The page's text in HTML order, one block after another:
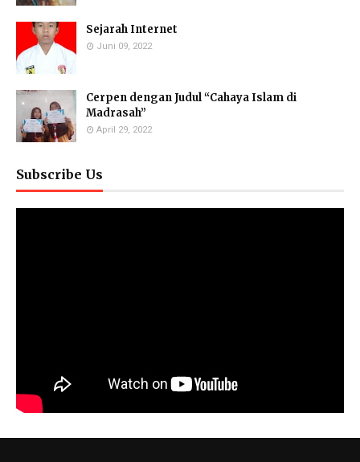
Sejarah Internet
Juni 09, 2022
Cerpen dengan Judul “Cahaya Islam di
Madrasah”
April 29, 2022
Subscribe Us